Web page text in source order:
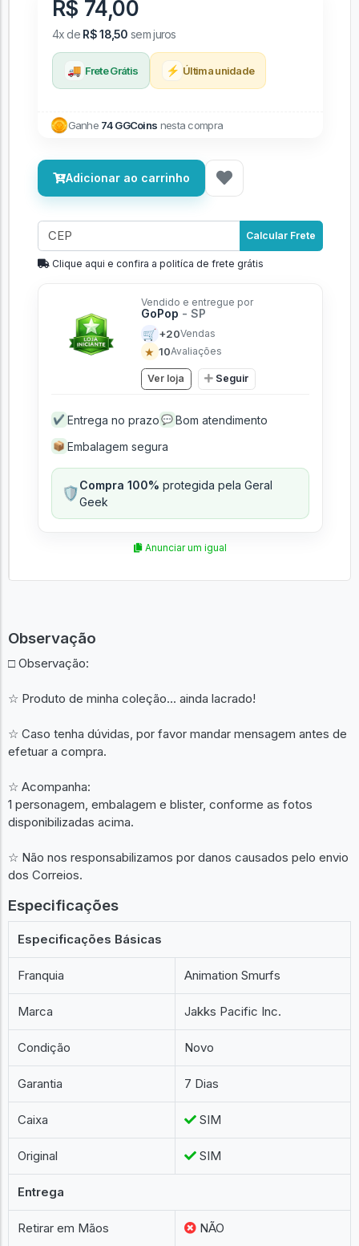
R$ 74,00
4x de R$ 18,50 sem juros
🚚 Frete Grátis ⚡ Última unidade
Ganhe 74 GGCoins nesta compra
Adicionar ao carrinho
Calcular Frete
Clique aqui e confira a politíca de frete grátis
Vendido e entregue por
GoPop - SP
🛒 +20Vendas
★ 10Avaliações
Ver loja Seguir
✔ Entrega no prazo 💬 Bom atendimento
📦 Embalagem segura
🛡️Compra 100% protegida pela Geral
Geek
Anunciar um igual
Observação
□ Observação:
☆ Produto de minha coleção... ainda lacrado!
☆ Caso tenha dúvidas, por favor mandar mensagem antes de
efetuar a compra.
☆ Acompanha:
1 personagem, embalagem e blister, conforme as fotos
disponibilizadas acima.
☆ Não nos responsabilizamos por danos causados pelo envio
dos Correios.
Especificações
Especificações Básicas
Franquia Animation Smurfs
Marca Jakks Pacific Inc.
Condição Novo
Garantia 7 Dias
Caixa SIM
Original SIM
Entrega
Retirar em Mãos NÃO